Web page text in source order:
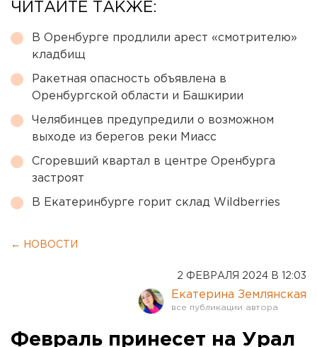
ЧИТАЙТЕ ТАКЖЕ:
В Оренбурге продлили арест «смотрителю»
кладбищ
Ракетная опасность объявлена в
Оренбургской области и Башкирии
Челябинцев предупредили о возможном
выходе из берегов реки Миасс
Сгоревший квартал в центре Оренбурга
застроят
В Екатеринбурге горит склад Wildberries
← НОВОСТИ
2 ФЕВРАЛЯ 2024 В 12:03
Екатерина Землянская
Февраль принесет на Урал